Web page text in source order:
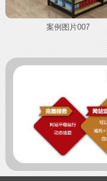
案例图片007